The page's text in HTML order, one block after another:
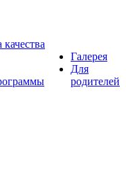
Галерея
Для
родителей